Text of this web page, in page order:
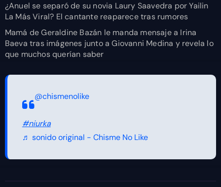
¿Anuel se separó de su novia Laury Saavedra por Yailin
La Más Viral? El cantante reaparece tras rumores
Mamá de Geraldine Bazán le manda mensaje a Irina
Baeva tras imágenes junto a Giovanni Medina y revela lo
que muchos querían saber
@chismenolike
#niurka
♬ sonido original - Chisme No Like